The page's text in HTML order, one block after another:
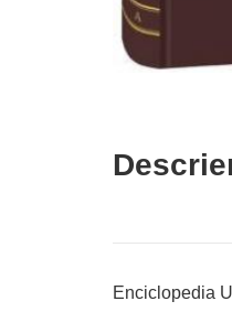
Enciclopedia